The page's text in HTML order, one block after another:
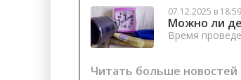
07.12.2025 в 18:59
Можно ли
Время
Читать больше